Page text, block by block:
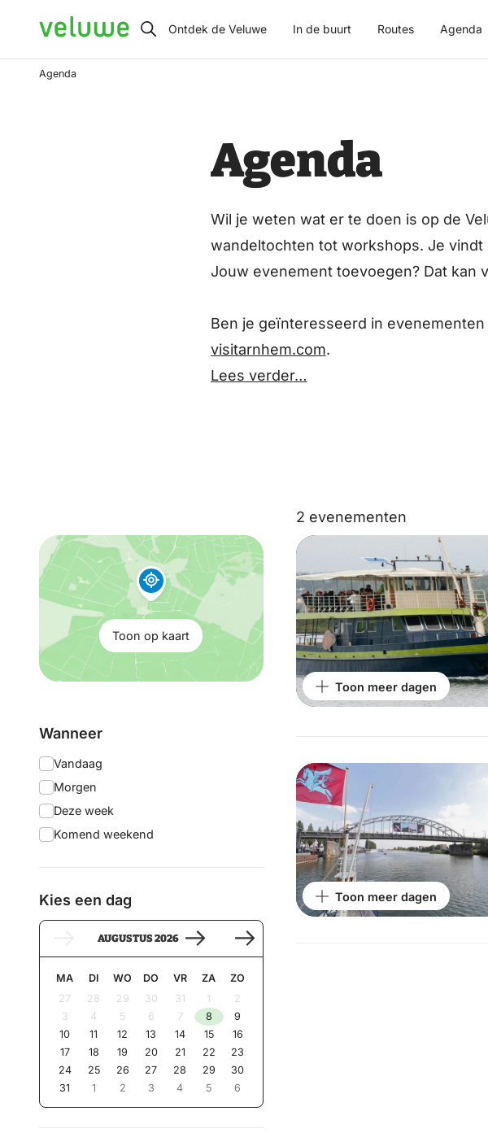
Veluwe Ontdek de Veluwe In de buurt Routes Agenda
Agenda
Agenda
Wil je weten wat er te doen is op de
wandeltochten tot workshops. Je
Jouw evenement toevoegen? Dat kan
Ben je geïnteresseerd in
visitarnhem.com.
Lees verder…
2 evenementen
Toon meer dagen
Toon meer dagen
Toon
op
kaart:
Toon op kaart
Filteren
op:
Wanneer
Vandaag
Morgen
Deze week
Komend weekend
Kies een dag
AUGUSTUS 2026
MA DI WO DO VR ZA
ZO
27
28 29 30 31 1
2
3
4 5 6 7 8
9
10
11 12 13 14 15
16
17
18 19 20 21 22
23
24
25 26 27 28 29
30
31
1 2 3 4 5 6